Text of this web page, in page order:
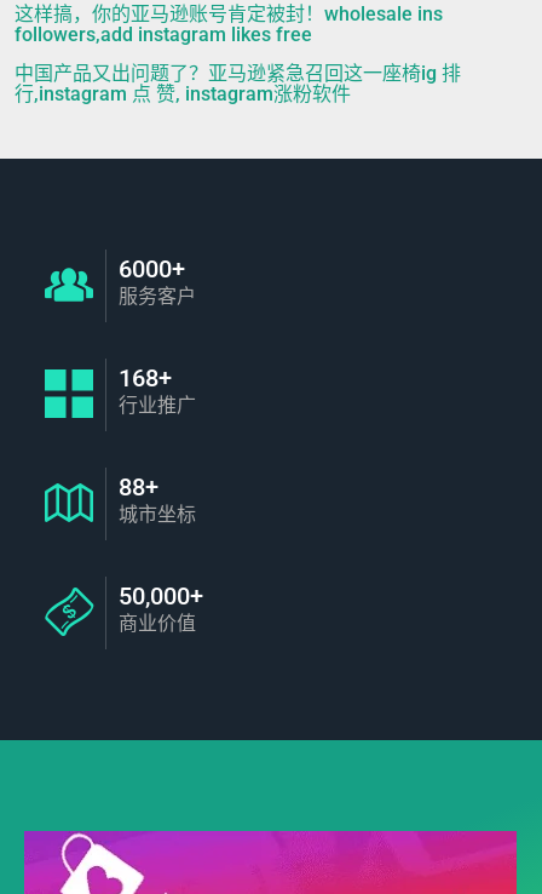
这样搞，你的亚马逊账号肯定被封！wholesale ins
followers,add instagram likes free
中国产品又出问题了？亚马逊紧急召回这一座椅ig 排
行,instagram 点 赞, instagram涨粉软件
6000+
服务客户
168+
行业推广
88+
城市坐标
50,000+
商业价值